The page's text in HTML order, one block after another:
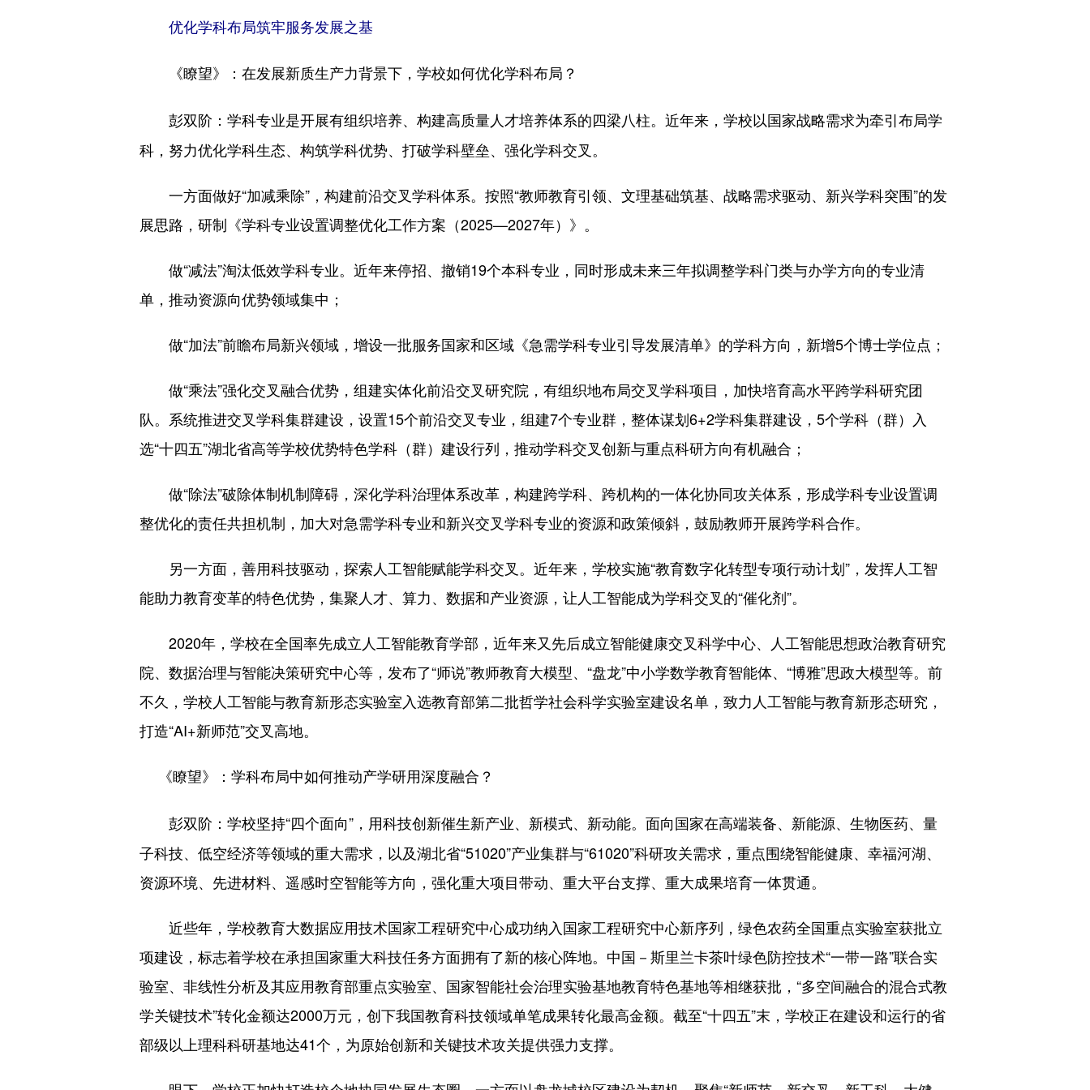
优化学科布局筑牢服务发展之基
《瞭望》： 在发展新质生产力背景下，学校如何优化学科布局？
彭双阶： 学科专业是开展有组织培养、构建高质量人才培养体系的四梁八柱。近年来，学校以国家战略需求为牵引布局学
科，努力优化学科生态、构筑学科优势、打破学科壁垒、强化学科交叉。
一方面做好“加减乘除”，构建前沿交叉学科体系。按照“教师教育引领、文理基础筑基、战略需求驱动、新兴学科突围”的发
展思路，研制《学科专业设置调整优化工作方案（2025—2027年）》。
做“减法”淘汰低效学科专业。近年来停招、撤销19个本科专业，同时形成未来三年拟调整学科门类与办学方向的专业清
单，推动资源向优势领域集中；
做“加法”前瞻布局新兴领域，增设一批服务国家和区域《急需学科专业引导发展清单》的学科方向，新增5个博士学位点；
做“乘法”强化交叉融合优势，组建实体化前沿交叉研究院，有组织地布局交叉学科项目，加快培育高水平跨学科研究团
队。系统推进交叉学科集群建设，设置15个前沿交叉专业，组建7个专业群，整体谋划6+2学科集群建设，5个学科（群）入
选“十四五”湖北省高等学校优势特色学科（群）建设行列，推动学科交叉创新与重点科研方向有机融合；
做“除法”破除体制机制障碍，深化学科治理体系改革，构建跨学科、跨机构的一体化协同攻关体系，形成学科专业设置调
整优化的责任共担机制，加大对急需学科专业和新兴交叉学科专业的资源和政策倾斜，鼓励教师开展跨学科合作。
另一方面，善用科技驱动，探索人工智能赋能学科交叉。近年来，学校实施“教育数字化转型专项行动计划”，发挥人工智
能助力教育变革的特色优势，集聚人才、算力、数据和产业资源，让人工智能成为学科交叉的“催化剂”。
2020年，学校在全国率先成立人工智能教育学部，近年来又先后成立智能健康交叉科学中心、人工智能思想政治教育研究
院、数据治理与智能决策研究中心等，发布了“师说”教师教育大模型、“盘龙”中小学数学教育智能体、“博雅”思政大模型等。前
不久，学校人工智能与教育新形态实验室入选教育部第二批哲学社会科学实验室建设名单，致力人工智能与教育新形态研究，
打造“AI+新师范”交叉高地。
《瞭望》： 学科布局中如何推动产学研用深度融合？
彭双阶： 学校坚持“四个面向”，用科技创新催生新产业、新模式、新动能。面向国家在高端装备、新能源、生物医药、量
子科技、低空经济等领域的重大需求，以及湖北省“51020”产业集群与“61020”科研攻关需求，重点围绕智能健康、幸福河湖、
资源环境、先进材料、遥感时空智能等方向，强化重大项目带动、重大平台支撑、重大成果培育一体贯通。
近些年，学校教育大数据应用技术国家工程研究中心成功纳入国家工程研究中心新序列，绿色农药全国重点实验室获批立
项建设，标志着学校在承担国家重大科技任务方面拥有了新的核心阵地。中国－斯里兰卡茶叶绿色防控技术“一带一路”联合实
验室、非线性分析及其应用教育部重点实验室、国家智能社会治理实验基地教育特色基地等相继获批，“多空间融合的混合式教
学关键技术”转化金额达2000万元，创下我国教育科技领域单笔成果转化最高金额。截至“十四五”末，学校正在建设和运行的省
部级以上理科科研基地达41个，为原始创新和关键技术攻关提供强力支撑。